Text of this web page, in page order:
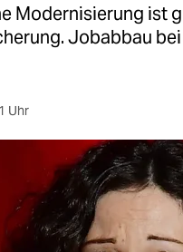
Modernisierung ist
Jobabbau
Uhr